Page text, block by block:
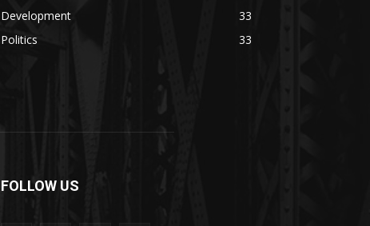
Development
33
Politics
33
FOLLOW US